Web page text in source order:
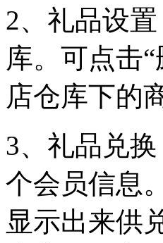
2、礼品设
库。可点击
店仓库下的
3、礼品兑
个会员信息
显示出来供